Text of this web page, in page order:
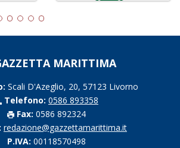
MARITTIMA
Scali D'Azeglio, 20, 57123 Livorno
Telefono: 0586 893358
Fax: 0586 892324
redazione@gazzettamarittima.it
P.IVA: 00118570498